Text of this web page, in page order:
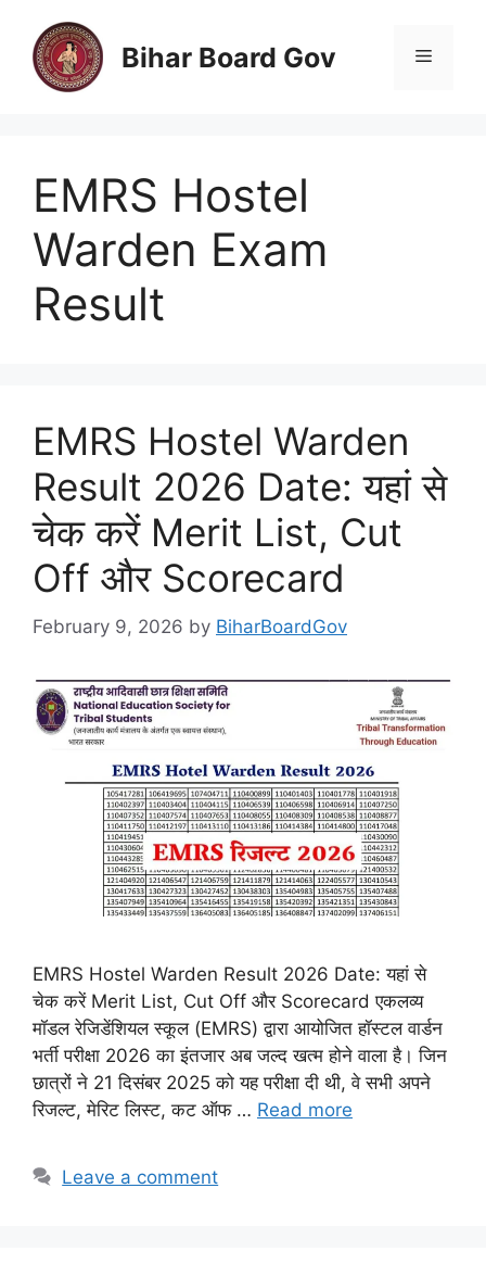
content
Bihar Board Gov Menu
EMRS Hostel
Warden Exam
Result
EMRS Hostel Warden
Result 2026 Date: यहां से
चेक करें Merit List, Cut
Off और Scorecard
February 9, 2026 by BiharBoardGov
EMRS Hostel Warden Result 2026 Date: यहां से
चेक करें Merit List, Cut Off और Scorecard एकलव्य
मॉडल रेजिडेंशियल स्कूल (EMRS) द्वारा आयोजित हॉस्टल वार्डन
भर्ती परीक्षा 2026 का इंतजार अब जल्द खत्म होने वाला है। जिन
छात्रों ने 21 दिसंबर 2025 को यह परीक्षा दी थी, वे सभी अपने
रिजल्ट, मेरिट लिस्ट, कट ऑफ … Read more
Leave a comment